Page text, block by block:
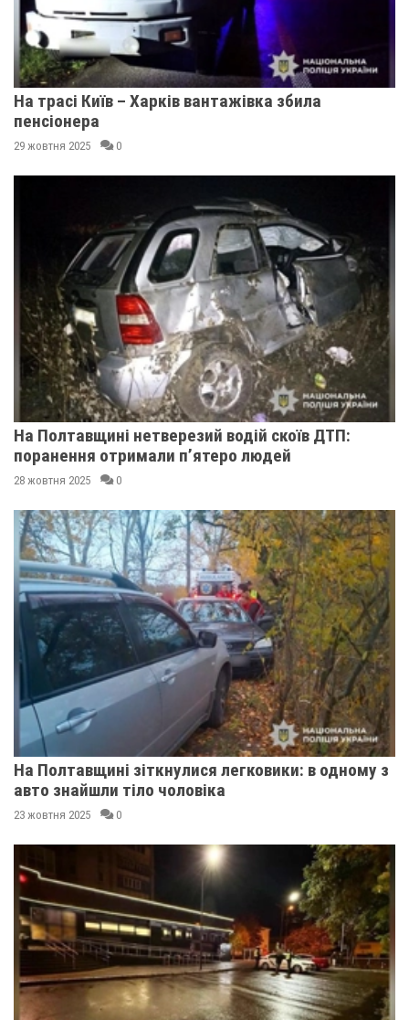
На трасі Київ – Харків вантажівка збила
пенсіонера
29 жовтня 2025 0
На Полтавщині нетверезий водій скоїв ДТП:
поранення отримали п’ятеро людей
28 жовтня 2025 0
На Полтавщині зіткнулися легковики: в одному з
авто знайшли тіло чоловіка
23 жовтня 2025 0